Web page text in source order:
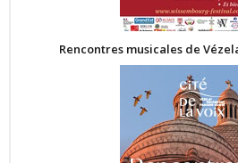
Rencontres musicales de